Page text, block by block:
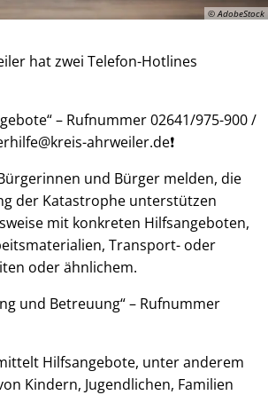
© AdobeStock
hat zwei Telefon-Hotlines
– Rufnummer 02641/975-900 /
ahrweiler.de❗
und Bürger melden, die
der Katastrophe unterstützen
mit konkreten Hilfsangeboten,
Transport- oder
oder ähnlichem.
und Betreuung“ – Rufnummer
Hilfsangebote, unter anderem
Kindern, Jugendlichen, Familien